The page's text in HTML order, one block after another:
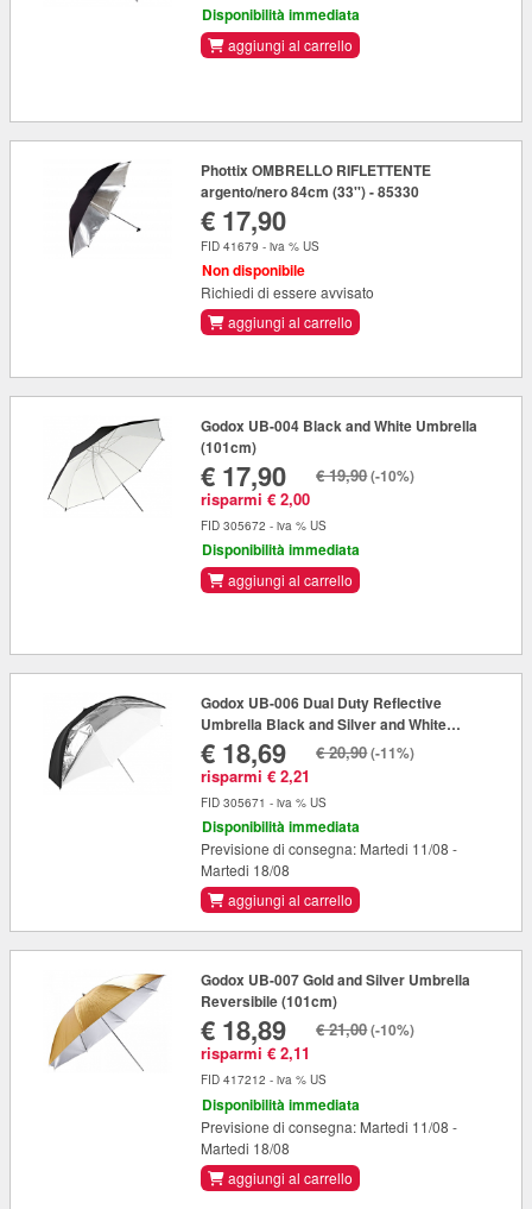
Disponibilità immediata
aggiungi al carrello
Phottix OMBRELLO RIFLETTENTE
argento/nero 84cm (33'') - 85330
€ 17,90
FID 41679 - iva % US
Non disponibile
Richiedi di essere avvisato
aggiungi al carrello
Godox UB-004 Black and White Umbrella
(101cm)
€ 17,90
risparmi € 2,00
€ 19,90(-10%)
FID 305672 - iva % US
Disponibilità immediata
aggiungi al carrello
Godox UB-006 Dual Duty Reflective
Umbrella Black and Silver and White
(84cm)
€ 18,69
risparmi € 2,21
€ 20,90(-11%)
FID 305671 - iva % US
Disponibilità immediata
Previsione di consegna: Martedi 11/08 -
Martedi 18/08
aggiungi al carrello
Godox UB-007 Gold and Silver Umbrella
Reversibile (101cm)
€ 18,89
risparmi € 2,11
€ 21,00(-10%)
FID 417212 - iva % US
Disponibilità immediata
Previsione di consegna: Martedi 11/08 -
Martedi 18/08
aggiungi al carrello